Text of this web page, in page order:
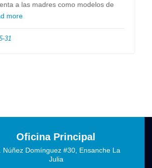
a las madres como modelos de
more
31
Oficina Principal
Núñez Domínguez #30, Ensanche La
Julia